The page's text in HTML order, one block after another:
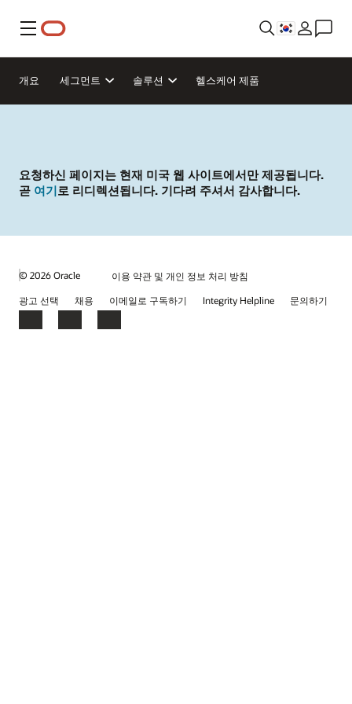
메뉴
개요 세그먼트 솔루션 헬스케어 제품
요청하신 페이지는 현재 미국 웹 사이트에서만 제공됩니다.
곧 여기로 리디렉션됩니다. 기다려 주셔서 감사합니다.
© 2026 Oracle
이용 약관 및 개인 정보 처리 방침
광고 선택
채용 이메일로 구독하기 Integrity Helpline 문의하기
FacebookLinkedInYouTube